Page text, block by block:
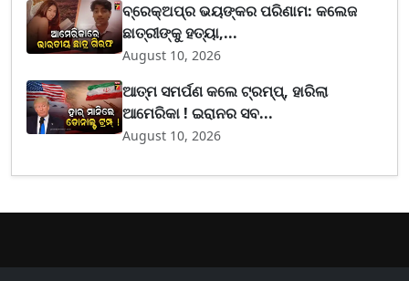
ବ୍ରେକ୍ଅପ୍‌ର ଭୟଙ୍କର ପରିଣାମ: କଲେଜ
ଛାତ୍ରୀଙ୍କୁ ହତ୍ୟା,...
August 10, 2026
ଆତ୍ମ ସମର୍ପଣ କଲେ ଟ୍ରମ୍ପ୍, ହାରିଲା
ଆମେରିକା ! ଇରାନର ସବ...
August 10, 2026